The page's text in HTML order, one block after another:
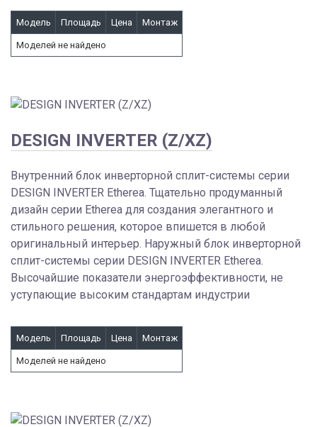
Модель Площадь Цена Монтаж
Моделей не найдено
DESIGN INVERTER (Z/XZ)
Внутренний блок инверторной сплит-системы серии
DESIGN INVERTER Etherea. Тщательно продуманный
дизайн серии Etherea для создания элегантного и
стильного решения, которое впишется в любой
оригинальный интерьер. Наружный блок инверторной
сплит-системы серии DESIGN INVERTER Etherea.
Высочайшие показатели энергоэффективности, не
уступающие высоким стандартам индустрии
Модель Площадь Цена Монтаж
Моделей не найдено